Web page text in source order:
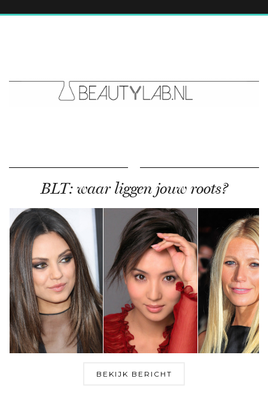
BLT: waar liggen jouw roots?
BEKIJK BERICHT